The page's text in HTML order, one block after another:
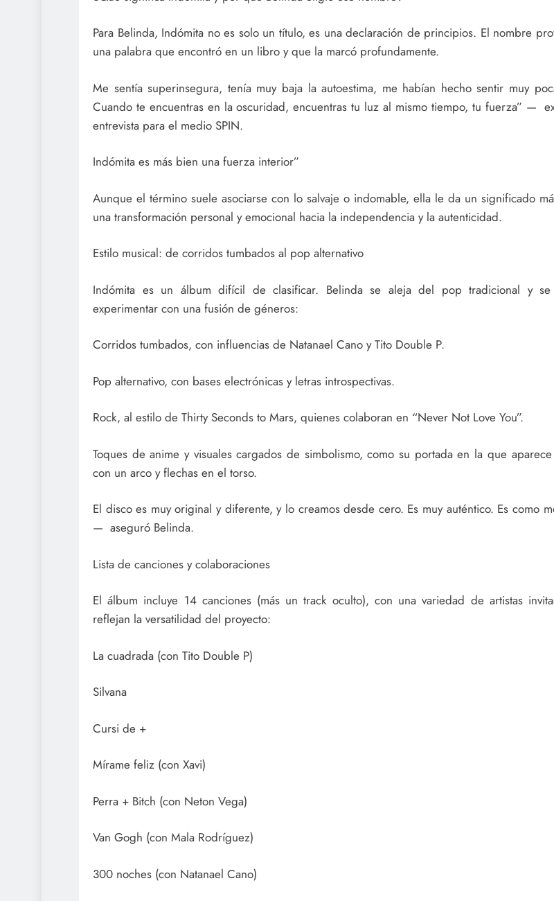
Para Belinda, Indómita no es solo un título, es una declaración de principios. El nombre
una palabra que encontró en un libro y que la marcó profundamente.
Me sentía superinsegura, tenía muy baja la autoestima, me habían hecho sentir muy
Cuando te encuentras en la oscuridad, encuentras tu luz al mismo tiempo, tu fuerza” —
entrevista para el medio SPIN.
Indómita es más bien una fuerza interior”
Aunque el término suele asociarse con lo salvaje o indomable, ella le da un significado
una transformación personal y emocional hacia la independencia y la autenticidad.
Estilo musical: de corridos tumbados al pop alternativo
Indómita es un álbum difícil de clasificar. Belinda se aleja del pop tradicional y
experimentar con una fusión de géneros:
Corridos tumbados, con influencias de Natanael Cano y Tito Double P.
Pop alternativo, con bases electrónicas y letras introspectivas.
Rock, al estilo de Thirty Seconds to Mars, quienes colaboran en “Never Not Love You”.
Toques de anime y visuales cargados de simbolismo, como su portada en la que
con un arco y flechas en el torso.
El disco es muy original y diferente, y lo creamos desde cero. Es muy auténtico. Es como
— aseguró Belinda.
Lista de canciones y colaboraciones
El álbum incluye 14 canciones (más un track oculto), con una variedad de artistas
reflejan la versatilidad del proyecto:
La cuadrada (con Tito Double P)
Silvana
Cursi de +
Mírame feliz (con Xavi)
Perra + Bitch (con Neton Vega)
Van Gogh (con Mala Rodríguez)
300 noches (con Natanael Cano)